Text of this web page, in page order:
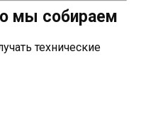
мы собираем
технические